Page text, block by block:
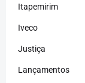
Itapemirim
Iveco
Justiça
Lançamentos